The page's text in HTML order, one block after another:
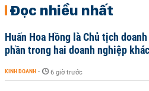
Đọc nhiều nhất
Huấn Hoa Hồng là Chủ tịch
phần trong hai doanh nghiệp khác
KINH DOANH - 6 giờ trước